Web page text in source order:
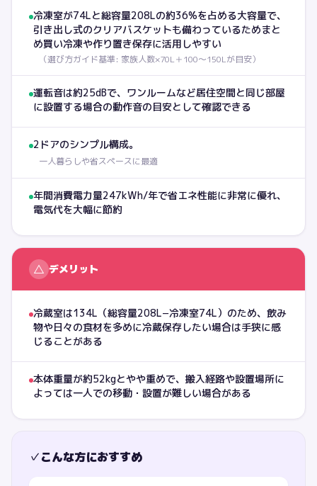
冷凍室が74Lと総容量208Lの約36%を占める大容量で、
引き出し式のクリアバスケットも備わっているためまと
め買い冷凍や作り置き保存に活用しやすい
（選び方ガイド基準: 家族人数×70L＋100〜150Lが目安）
運転音は約25dBで、ワンルームなど居住空間と同じ部屋
に設置する場合の動作音の目安として確認できる
2ドアのシンプル構成。
一人暮らしや省スペースに最適
年間消費電力量247kWh/年で省エネ性能に非常に優れ、
電気代を大幅に節約
△ デメリット
冷蔵室は134L（総容量208L−冷凍室74L）のため、飲み
物や日々の食材を多めに冷蔵保存したい場合は手狭に感
じることがある
本体重量が約52kgとやや重めで、搬入経路や設置場所に
よっては一人での移動・設置が難しい場合がある
✓こんな方におすすめ